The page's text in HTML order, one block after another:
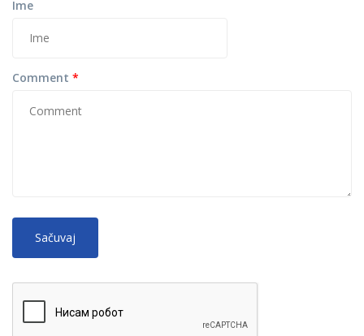
Ime
Comment *
No
HTML
Web page addresses and e-mail addresses turn into links
Lines and paragraphs break automatically.